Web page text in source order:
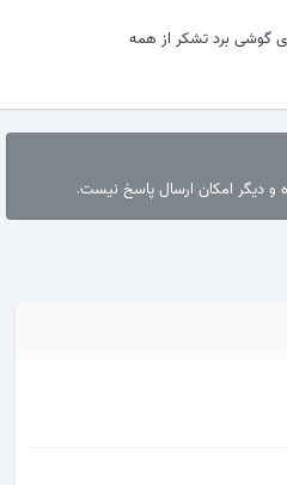
برد تشکر از همه
دیگر امکان ارسال پاسخ نیست.